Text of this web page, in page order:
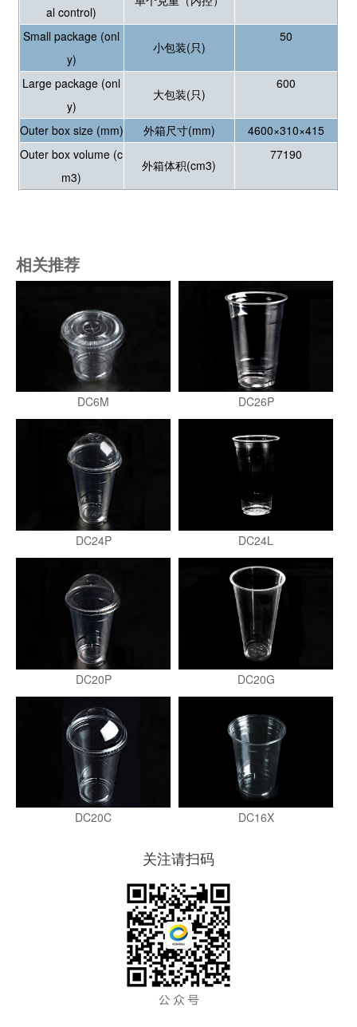
al control)
Small package (onl
y)
小包装(只)
50
Large package (onl
y)
大包装(只)
600
Outer box size (mm) 外箱尺寸(mm)
4600×310×415
Outer box volume (c
m3)
外箱体积(cm3)
77190
相关推荐
DC6M DC26P
DC24P DC24L
DC20P DC20G
DC20C DC16X
关注请扫码